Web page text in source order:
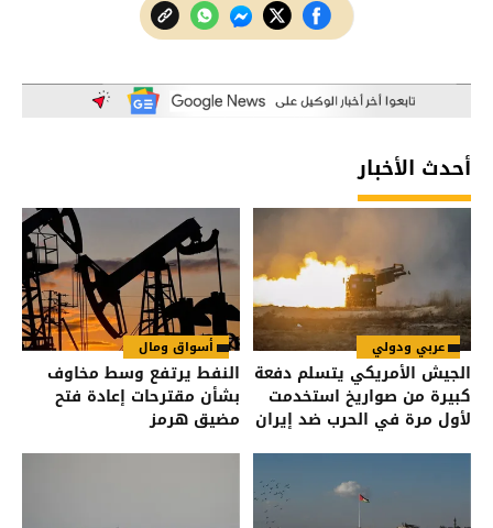
أحدث الأخبار
عربي ودولي
الجيش الأمريكي يتسلم دفعة
كبيرة من صواريخ استخدمت
لأول مرة في الحرب ضد إيران
أسواق ومال
النفط يرتفع وسط مخاوف
بشأن مقترحات إعادة فتح
مضيق هرمز